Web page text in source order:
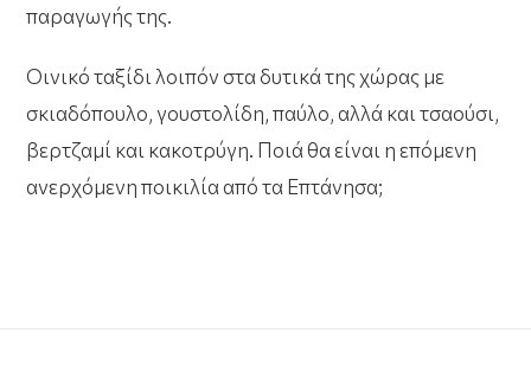
παραγωγής της.
Οινικό ταξίδι λοιπόν στα δυτικά της χώρας με
σκιαδόπουλο, γουστολίδη, παύλο, αλλά και τσαούσι,
βερτζαμί και κακοτρύγη. Ποιά θα είναι η επόμενη
ανερχόμενη ποικιλία από τα Επτάνησα;